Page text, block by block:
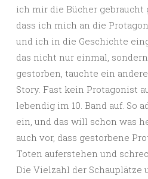
ich mir die Bücher gebraucht
dass ich mich an die
und ich in die Geschichte
das nicht nur einmal,
gestorben, tauchte ein
Story. Fast kein Protagonist
lebendig im 10. Band auf. So
ein, und das will schon was
auch vor, dass gestorbene
Toten auferstehen und
Die Vielzahl der Schauplätze